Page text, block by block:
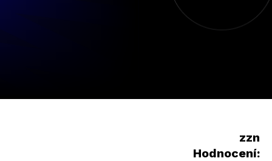
zzn
Hodnocení: